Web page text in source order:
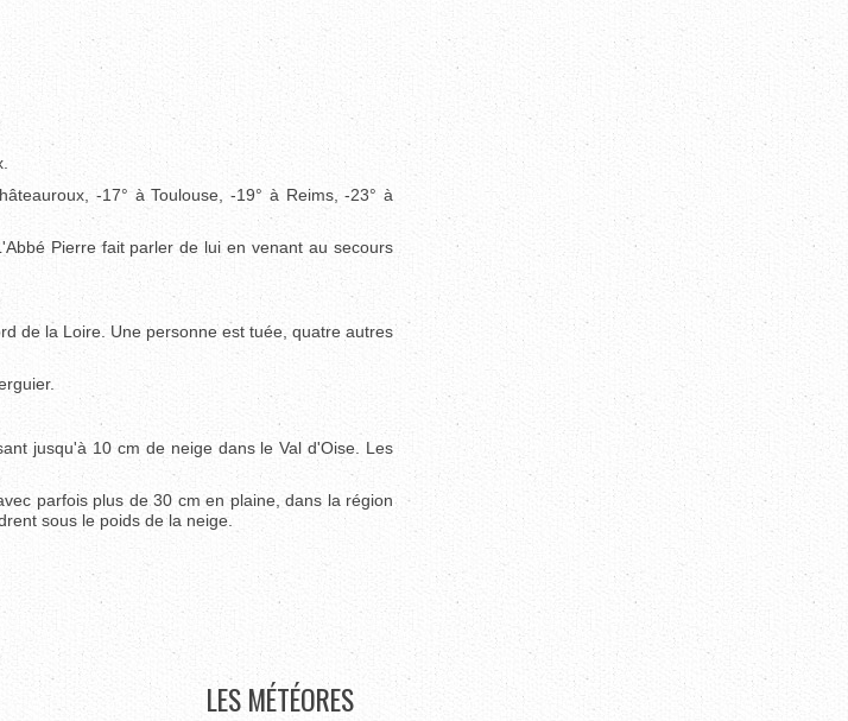
-17° à Toulouse, -19° à Reims, -23° à
Pierre fait parler de lui en venant au secours
de la Loire. Une personne est tuée, quatre autres
jusqu'à 10 cm de neige dans le Val d'Oise. Les
parfois plus de 30 cm en plaine, dans la région
sous le poids de la neige.
LES MÉTÉORES